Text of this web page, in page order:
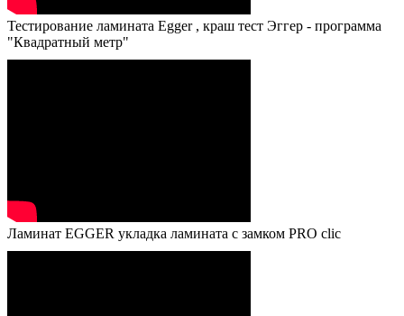
Тестирование ламината Egger , краш тест Эггер - программа
"Квадратный метр"
Ламинат EGGER укладка ламината с замком PRO clic